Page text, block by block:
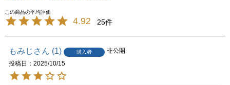
4.92 25
もみじ 1 購入者
非公開
投稿日
2025/10/15